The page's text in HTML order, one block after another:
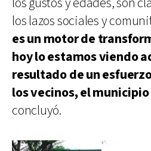
los lazos sociales y
es un motor de
hoy lo estamos viendo
resultado de un
los vecinos, el
concluyó.